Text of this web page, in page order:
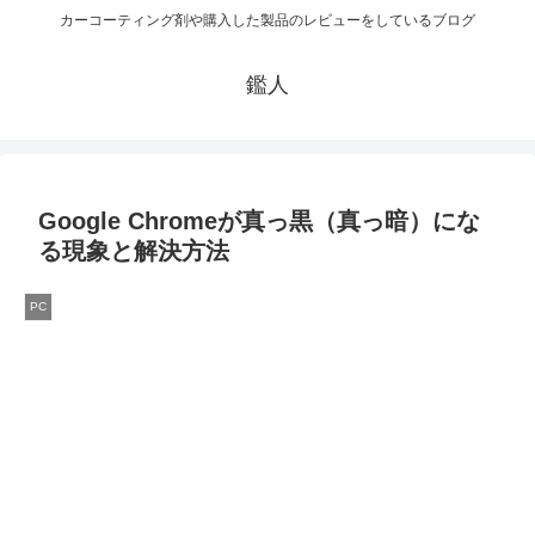
カーコーティング剤や購入した製品のレビューをしているブログ
鑑人
Google Chromeが真っ黒（真っ暗）にな
る現象と解決方法
PC